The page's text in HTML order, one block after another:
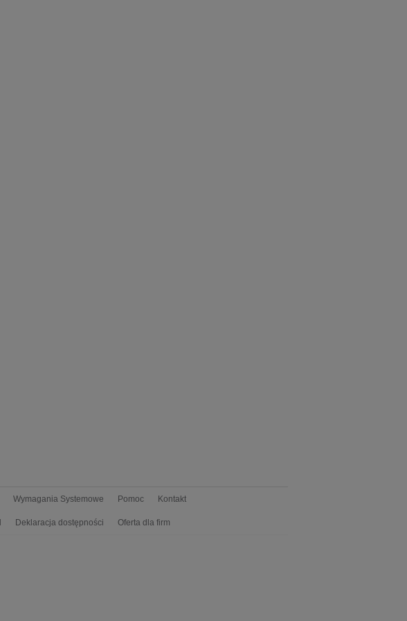
Wymagania Systemowe Pomoc Kontakt
Deklaracja dostępności Oferta dla firm